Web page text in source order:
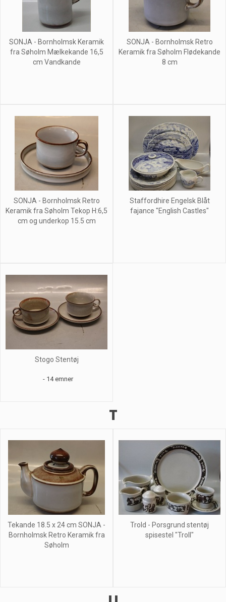
SONJA - Bornholmsk Keramik
fra Søholm Mælkekande 16,5
cm Vandkande
SONJA - Bornholmsk Retro
Keramik fra Søholm Flødekande
8 cm
SONJA - Bornholmsk Retro
Keramik fra Søholm Tekop H:6,5
cm og underkop 15.5 cm
Staffordhire Engelsk Blåt
fajance "English Castles"
Stogo Stentøj
- 14 emner
T
Tekande 18.5 x 24 cm SONJA -
Bornholmsk Retro Keramik fra
Søholm
Trold - Porsgrund stentøj
spisestel "Troll"